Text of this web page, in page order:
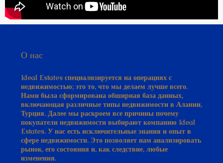
О нас
Ideal Estates специализируется на операциях с
недвижимостью; это то, что мы делаем лучше всего.
Нами была сформирована обширная база данных,
включающая различные типы недвижимости в Алании,
Турция. Далее мы раскроем все причины почему
покупатели недвижимости выбирают компанию Ideal
Estates. У нас есть исключительные знания и опыт в
сфере недвижимости. Это позволяет нам анализировать
рынок, его состояния и, как следствие, любые
изменения.